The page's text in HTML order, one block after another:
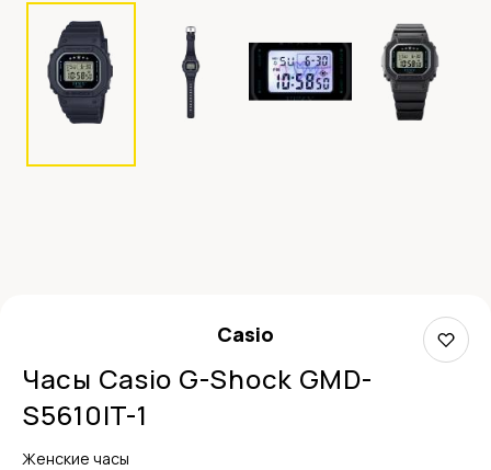
Casio
Часы Casio G-Shock GMD-
S5610IT-1
Женские часы